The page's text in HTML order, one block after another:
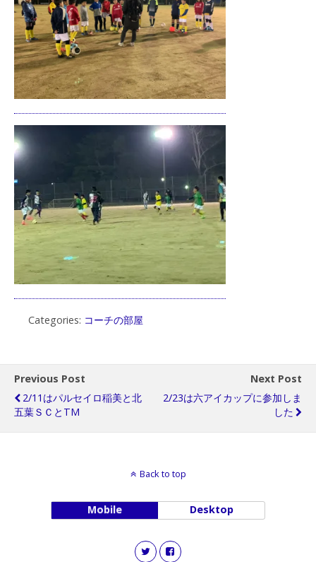
Categories: コーチの部屋
Previous Post
2/11はパルセイロ稲美と北
五葉ＳＣとTM
Next Post
2/23は六アイカップに参加しま
した
Back to top
Mobile Desktop